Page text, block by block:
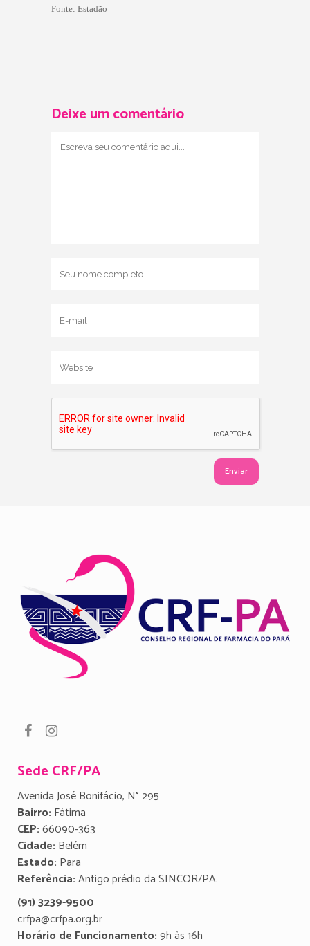
Fonte: Estadão
Deixe um comentário
Sede CRF/PA
Avenida José Bonifácio, N° 295
Bairro: Fátima
CEP:66090-363
Cidade: Belém
Estado: Para
Referência:Antigo prédio da SINCOR/PA.
(91) 3239-9500
crfpa@crfpa.org.br
Horário de Funcionamento:9h às 16h